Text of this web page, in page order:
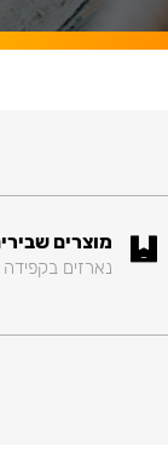
מוצרים
נארזים בקפידה